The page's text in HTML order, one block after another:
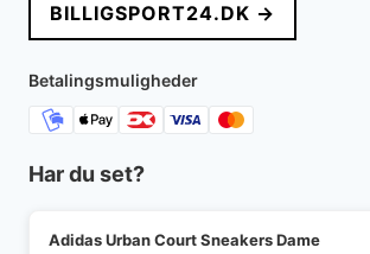
BILLIGSPORT24.DK →
Betalingsmuligheder
Har du set?
Adidas Urban Court Sneakers Dame